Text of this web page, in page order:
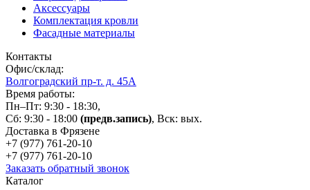
Аксессуары
Комплектация кровли
Фасадные материалы
Контакты
Офис/склад:
Волгоградский пр-т. д. 45А
Время работы:
Пн–Пт: 9:30 - 18:30,
Сб: 9:30 - 18:00 (предв.запись), Вск: вых.
Доставка в Фрязене
+7 (977) 761-20-10
+7 (977) 761-20-10
Заказать обратный звонок
Каталог